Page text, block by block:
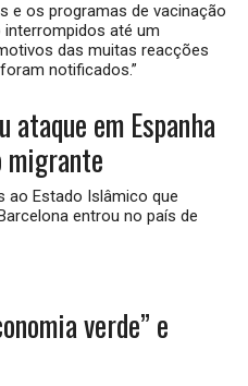
e os programas de vacinação
até um
das muitas reacções
notificados.”
ataque em Espanha
migrante
ao Estado Islâmico que
entrou no país de
verde” e